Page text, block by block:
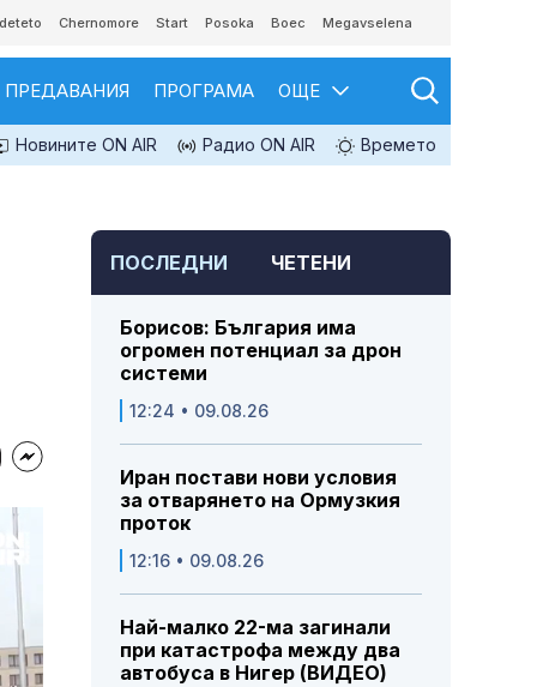
Chernomore Start Posoka Boec Megavselena
ПРЕДАВАНИЯ ПРОГРАМА ОЩЕ
Новините ON AIR Радио ON AIR Времето
ПОСЛЕДНИ ЧЕТЕНИ
Борисов: България има
огромен потенциал за дрон
системи
12:24 • 09.08.26
Иран постави нови условия
за отварянето на Ормузкия
проток
12:16 • 09.08.26
Най-малко 22-ма загинали
при катастрофа между два
автобуса в Нигер (ВИДЕО)